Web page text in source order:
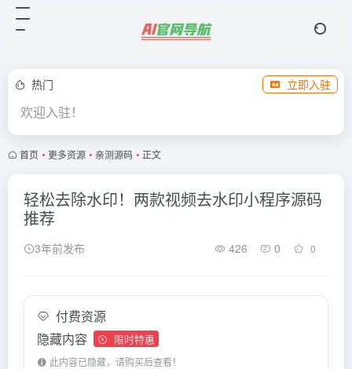
热门 立即入驻
欢迎入驻！
首页 • 更多资源 • 亲测源码 • 正文
轻松去除水印！两款视频去水印小程序源码
推荐
3年前发布 426 0 0
付费资源
隐藏内容
限时特惠
此内容已隐藏，请购买后查看！